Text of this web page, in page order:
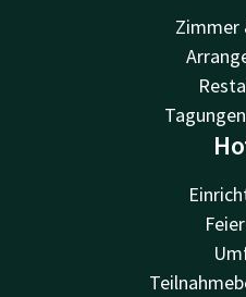
Zimmer